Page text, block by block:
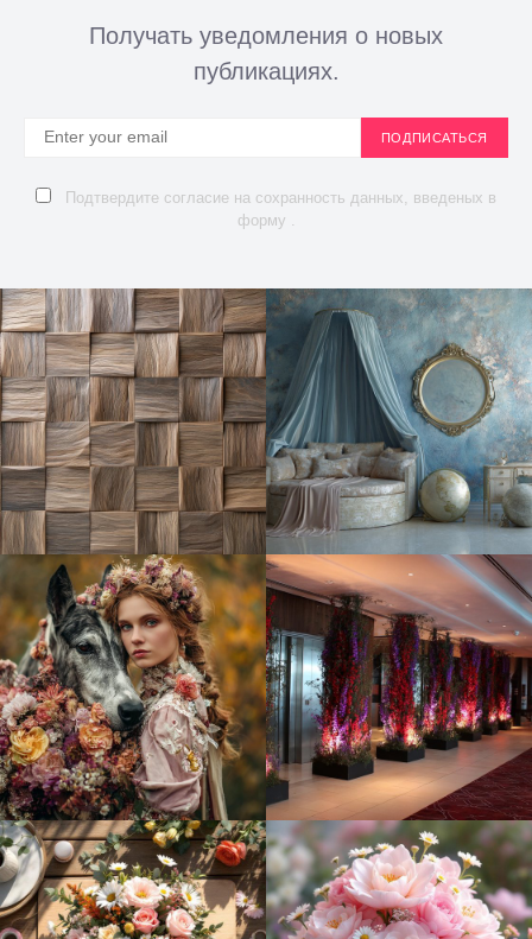
Получать уведомления о новых
публикациях.
ПОДПИСАТЬСЯ
Подтвердите согласие на сохранность данных, введеных в
форму .